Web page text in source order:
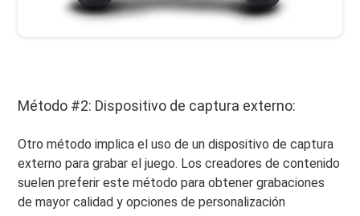
Método #2: Dispositivo de captura externo:
Otro método implica el uso de un dispositivo de captura
externo para grabar el juego. Los creadores de contenido
suelen preferir este método para obtener grabaciones
de mayor calidad y opciones de personalización